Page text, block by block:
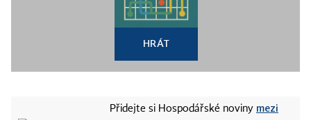
HRÁT
Přidejte si Hospodářské noviny mezi